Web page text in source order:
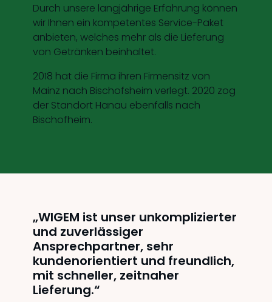
Durch unsere langjährige Erfahrung können
wir Ihnen ein kompetentes Service-Paket
anbieten, welches mehr als die Lieferung
von Getränken beinhaltet.
2018 hat die Firma ihren Firmensitz von
Mainz nach Bischofsheim verlegt. 2020 zog
der Standort Hanau ebenfalls nach
Bischofheim.
„WIGEM ist unser unkomplizierter
und zuverlässiger
Ansprechpartner, sehr
kundenorientiert und freundlich,
mit schneller, zeitnaher
Lieferung.“